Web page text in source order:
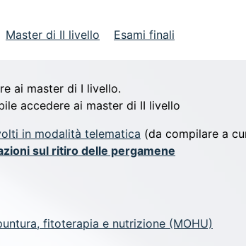
Master di II livello Esami finali
ai master di I livello.
accedere ai master di II livello
in modalità telematica (da compilare a
sul ritiro delle pergamene
fitoterapia e nutrizione (MOHU)